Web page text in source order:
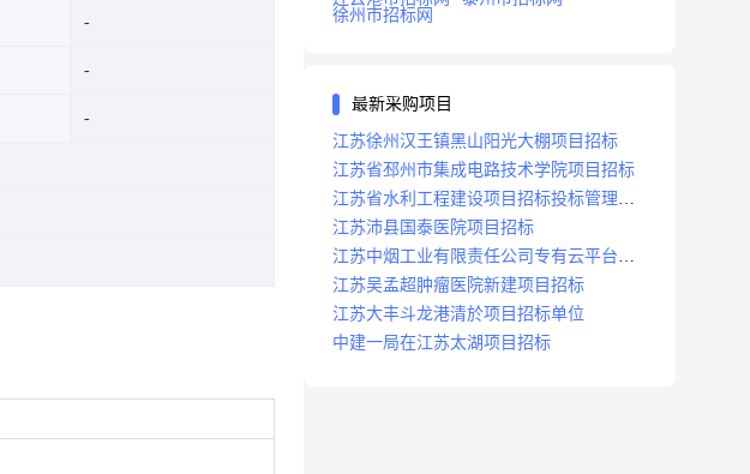
徐州市招标网
最新采购项目
江苏徐州汉王镇黑山阳光大棚项目招标
江苏省邳州市集成电路技术学院项目招标
江苏省水利工程建设项目招标投标管理办
法
江苏沛县国泰医院项目招标
江苏中烟工业有限责任公司专有云平台扩
容项目招标
江苏吴孟超肿瘤医院新建项目招标
江苏大丰斗龙港清於项目招标单位
中建一局在江苏太湖项目招标